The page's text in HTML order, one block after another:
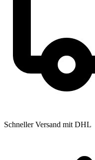
Schneller Versand mit DHL